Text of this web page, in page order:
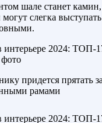
шале станет
слегка
придется прятать
рамами